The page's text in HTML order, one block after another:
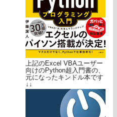
上記のExcel VBAユーザー
向けのPython超入門書の、
元になったキンドル本です
↓↓